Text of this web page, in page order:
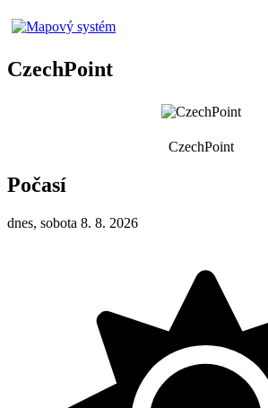
CzechPoint
CzechPoint
Počasí
dnes, sobota 8. 8. 2026